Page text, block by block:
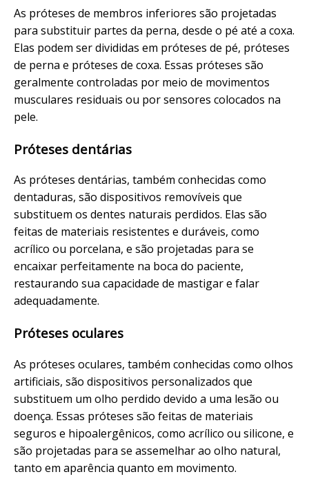
As próteses de membros inferiores são projetadas
para substituir partes da perna, desde o pé até a coxa.
Elas podem ser divididas em próteses de pé, próteses
de perna e próteses de coxa. Essas próteses são
geralmente controladas por meio de movimentos
musculares residuais ou por sensores colocados na
pele.
Próteses dentárias
As próteses dentárias, também conhecidas como
dentaduras, são dispositivos removíveis que
substituem os dentes naturais perdidos. Elas são
feitas de materiais resistentes e duráveis, como
acrílico ou porcelana, e são projetadas para se
encaixar perfeitamente na boca do paciente,
restaurando sua capacidade de mastigar e falar
adequadamente.
Próteses oculares
As próteses oculares, também conhecidas como olhos
artificiais, são dispositivos personalizados que
substituem um olho perdido devido a uma lesão ou
doença. Essas próteses são feitas de materiais
seguros e hipoalergênicos, como acrílico ou silicone, e
são projetadas para se assemelhar ao olho natural,
tanto em aparência quanto em movimento.